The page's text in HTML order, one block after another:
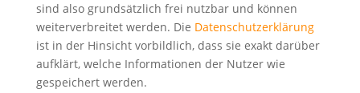
sind also grundsätzlich frei nutzbar und können
weiterverbreitet werden. Die Datenschutzerklärung
ist in der Hinsicht vorbildlich, dass sie exakt darüber
aufklärt, welche Informationen der Nutzer wie
gespeichert werden.